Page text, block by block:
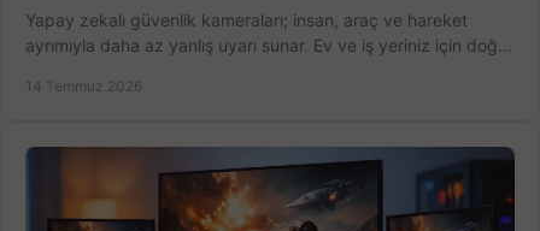
Yapay zekalı güvenlik kameraları; insan, araç ve hareket
ayrımıyla daha az yanlış uyarı sunar. Ev ve iş yeriniz için doğru
14 Temmuz 2026